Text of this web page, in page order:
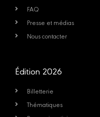
FAQ
Presse et médias
Nous contacter
Édition 2026
Billetterie
Thématiques